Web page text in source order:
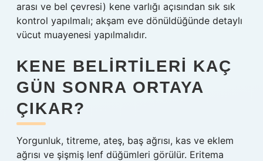
arası ve bel çevresi) kene varlığı açısından sık sık
kontrol yapılmalı; akşam eve dönüldüğünde detaylı
vücut muayenesi yapılmalıdır.
KENE BELIRTILERI KAÇ
GÜN SONRA ORTAYA
ÇIKAR?
Yorgunluk, titreme, ateş, baş ağrısı, kas ve eklem
ağrısı ve şişmiş lenf düğümleri görülür. Eritema